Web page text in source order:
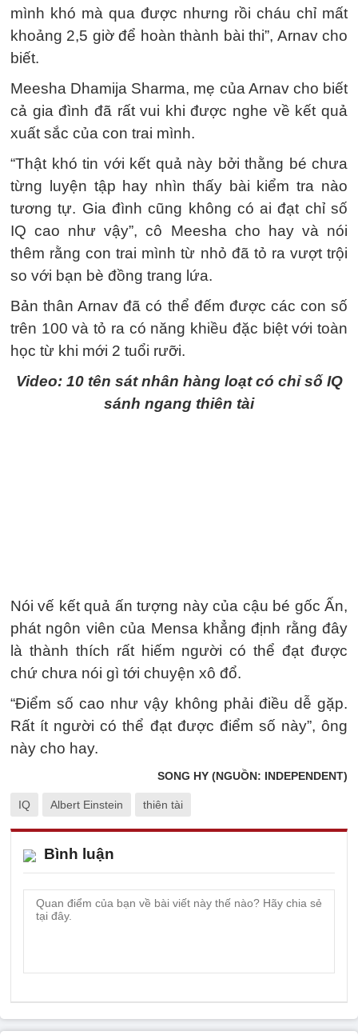
mình khó mà qua được nhưng rồi cháu chỉ mất
khoảng 2,5 giờ để hoàn thành bài thi”, Arnav cho
biết.
Meesha Dhamija Sharma, mẹ của Arnav cho biết
cả gia đình đã rất vui khi được nghe về kết quả
xuất sắc của con trai mình.
“Thật khó tin với kết quả này bởi thằng bé chưa
từng luyện tập hay nhìn thấy bài kiểm tra nào
tương tự. Gia đình cũng không có ai đạt chỉ số
IQ cao như vậy”, cô Meesha cho hay và nói
thêm rằng con trai mình từ nhỏ đã tỏ ra vượt trội
so với bạn bè đồng trang lứa.
Bản thân Arnav đã có thể đếm được các con số
trên 100 và tỏ ra có năng khiều đặc biệt với toàn
học từ khi mới 2 tuổi rưỡi.
Video: 10 tên sát nhân hàng loạt có chỉ số IQ
sánh ngang thiên tài
Nói vế kết quả ấn tượng này của cậu bé gốc Ấn,
phát ngôn viên của Mensa khẳng định rằng đây
là thành thích rất hiếm người có thể đạt được
chứ chưa nói gì tới chuyện xô đổ.
“Điểm số cao như vậy không phải điều dễ gặp.
Rất ít người có thể đạt được điểm số này”, ông
này cho hay.
SONG HY (NGUỒN: INDEPENDENT)
IQ Albert Einstein thiên tài
Bình luận